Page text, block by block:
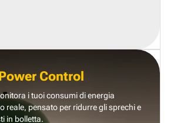
Control
i tuoi consumi di energia
reale, pensato per ridurre gli sprechi e
in bolletta.